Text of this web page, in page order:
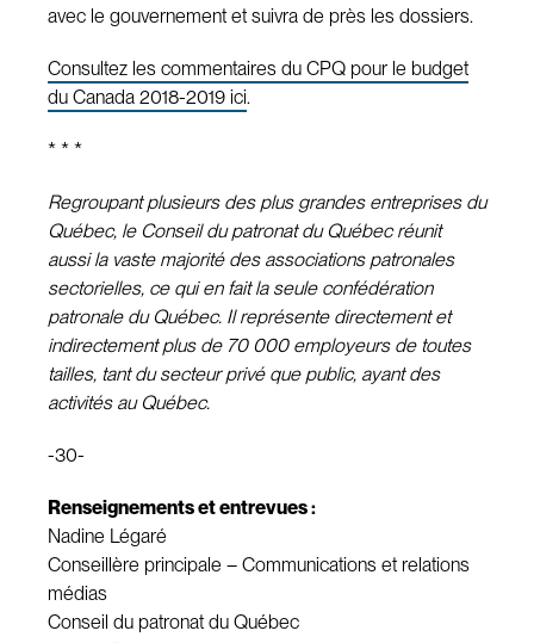
avec le gouvernement et suivra de près les dossiers.
Consultez les commentaires du CPQ pour le budget
du Canada 2018-2019 ici.
* * *
Regroupant plusieurs des plus grandes entreprises du
Québec, le Conseil du patronat du Québec réunit
aussi la vaste majorité des associations patronales
sectorielles, ce qui en fait la seule confédération
patronale du Québec. Il représente directement et
indirectement plus de 70 000 employeurs de toutes
tailles, tant du secteur privé que public, ayant des
activités au Québec.
-30-
Renseignements et entrevues :
Nadine Légaré
Conseillère principale – Communications et relations
médias
Conseil du patronat du Québec